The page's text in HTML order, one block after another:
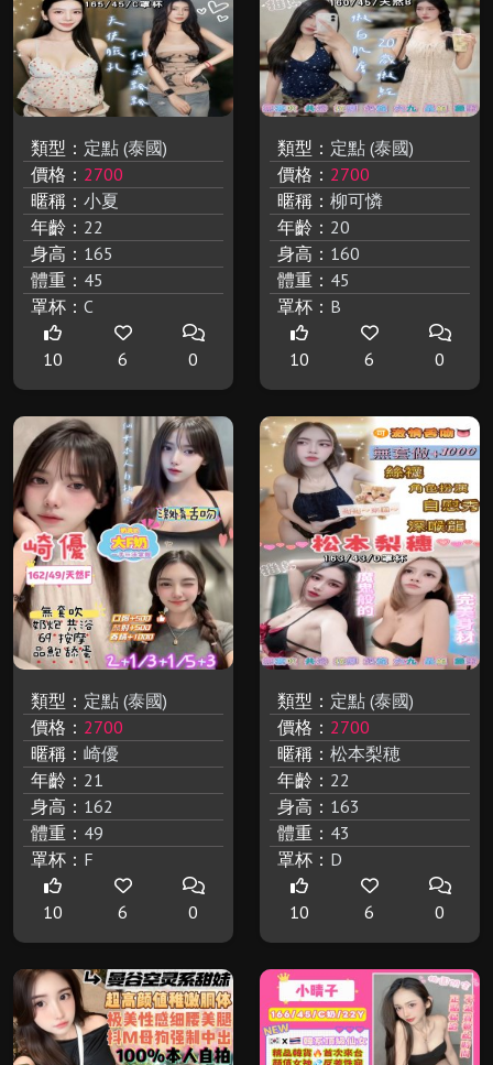
類型： 定點 (泰國)
價格： 2700
暱稱： 小夏
年齡： 22
身高： 165
體重： 45
罩杯： C
10 6 0
類型： 定點 (泰國)
價格： 2700
暱稱： 柳可憐
年齡： 20
身高： 160
體重： 45
罩杯： B
10 6 0
類型： 定點 (泰國)
價格： 2700
暱稱： 崎優
年齡： 21
身高： 162
體重： 49
罩杯： F
10 6 0
類型： 定點 (泰國)
價格： 2700
暱稱： 松本梨穂
年齡： 22
身高： 163
體重： 43
罩杯： D
10 6 0